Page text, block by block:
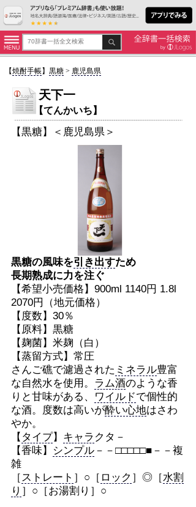
【焼酎手帳】 黒糖> 鹿児島県
天下一
【てんかいち】
【黒糖】＜鹿児島県＞
黒糖の風味を引き出すため
長期熟成に力を注ぐ
【希望小売価格】900ml 1140円 1.8l
2070円（地元価格）
【度数】30％
【原料】黒糖
【麹菌】米麹（白）
【蒸留方式】常圧
さんご礁で濾過された ミネラル豊富
な自然水を使用。 ラム酒のような香
りと甘味がある、
ワイルドで個性的
な酒。度数は高いが酔い心地はさわ
やか。
【 タイプ】 キャラ クタ－
【香味】
シンプル－－□□□□□■－－複
雑
［ストレート ］○［ ロック ］◎［水割
り ］○［お湯割り］○